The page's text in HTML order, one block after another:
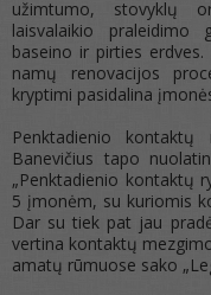
užimtumo, stovyklų
laisvalaikio
baseino ir pirties
namų renovacijos
kryptimi pasidalina
Penktadienio
Banevičius tapo
„Penktadienio kontaktų
5 įmonėm, su kuriomis
Dar su tiek pat jau
vertina kontaktų
amatų rūmuose sako